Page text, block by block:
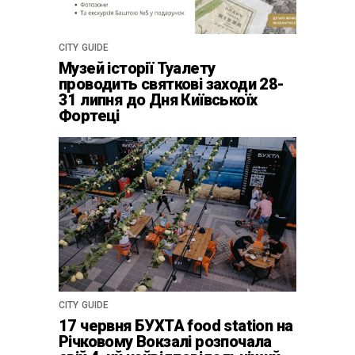
CITY GUIDE
Музей історії Туалету
проводить святкові заходи 28-
31 липня до Дня Київськоїх
Фортеці
CITY GUIDE
17 червня БУХТА food station на
Річковому Вокзалі розпочала